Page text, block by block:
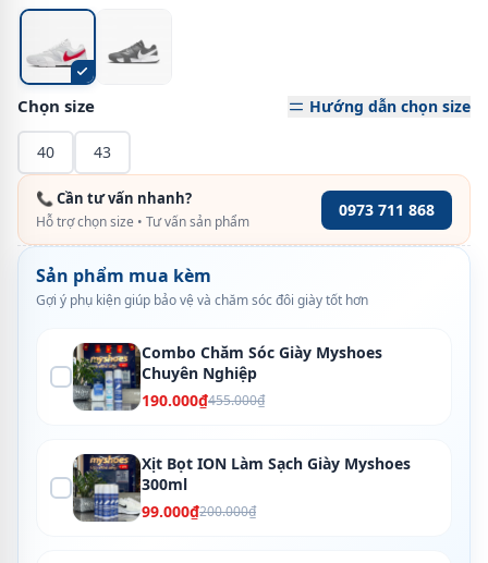
Chọn size Hướng dẫn chọn size
40 43
📞 Cần tư vấn nhanh?
Hỗ trợ chọn size • Tư vấn sản phẩm
0973 711 868
Sản phẩm mua kèm
Gợi ý phụ kiện giúp bảo vệ và chăm sóc đôi giày tốt hơn
Combo Chăm Sóc Giày Myshoes
Chuyên Nghiệp
190.000₫455.000₫
Xịt Bọt ION Làm Sạch Giày Myshoes
300ml
99.000₫200.000₫